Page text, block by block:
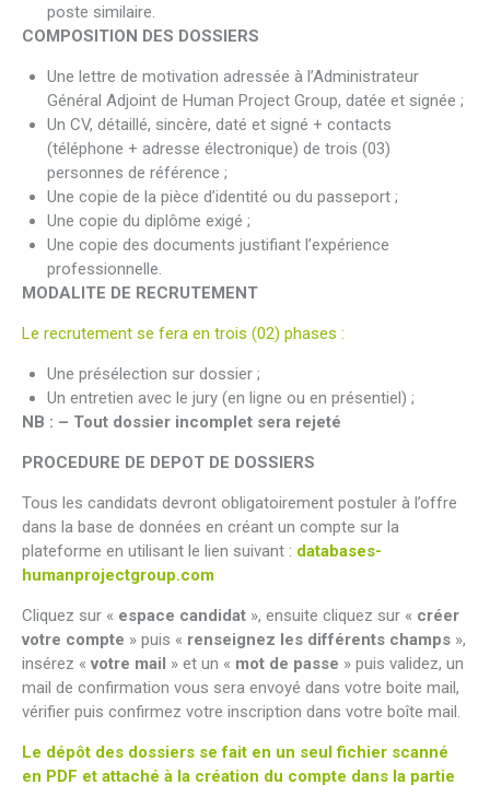
poste similaire.
COMPOSITION DES DOSSIERS
Une lettre de motivation adressée à l’Administrateur
Général Adjoint de Human Project Group, datée et signée ;
Un CV, détaillé, sincère, daté et signé + contacts
(téléphone + adresse électronique) de trois (03)
personnes de référence ;
Une copie de la pièce d’identité ou du passeport ;
Une copie du diplôme exigé ;
Une copie des documents justifiant l’expérience
professionnelle.
MODALITE DE RECRUTEMENT
Le recrutement se fera en trois (02) phases :
Une présélection sur dossier ;
Un entretien avec le jury (en ligne ou en présentiel) ;
NB : – Tout dossier incomplet sera rejeté
PROCEDURE DE DEPOT DE DOSSIERS
Tous les candidats devront obligatoirement postuler à l’offre
dans la base de données en créant un compte sur la
plateforme en utilisant le lien suivant : databases-
humanprojectgroup.com
Cliquez sur « espace candidat », ensuite cliquez sur « créer
votre compte » puis « renseignez les différents champs »,
insérez « votre mail » et un « mot de passe » puis validez, un
mail de confirmation vous sera envoyé dans votre boite mail,
vérifier puis confirmez votre inscription dans votre boîte mail.
Le dépôt des dossiers se fait en un seul fichier scanné
en PDF et attaché à la création du compte dans la partie